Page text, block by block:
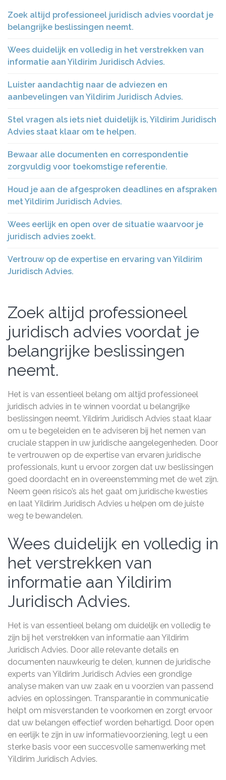
Zoek altijd professioneel juridisch advies voordat je
belangrijke beslissingen neemt.
Wees duidelijk en volledig in het verstrekken van
informatie aan Yildirim Juridisch Advies.
Luister aandachtig naar de adviezen en
aanbevelingen van Yildirim Juridisch Advies.
Stel vragen als iets niet duidelijk is, Yildirim Juridisch
Advies staat klaar om te helpen.
Bewaar alle documenten en correspondentie
zorgvuldig voor toekomstige referentie.
Houd je aan de afgesproken deadlines en afspraken
met Yildirim Juridisch Advies.
Wees eerlijk en open over de situatie waarvoor je
juridisch advies zoekt.
Vertrouw op de expertise en ervaring van Yildirim
Juridisch Advies.
Zoek altijd professioneel
juridisch advies voordat je
belangrijke beslissingen
neemt.
Het is van essentieel belang om altijd professioneel
juridisch advies in te winnen voordat u belangrijke
beslissingen neemt. Yildirim Juridisch Advies staat klaar
om u te begeleiden en te adviseren bij het nemen van
cruciale stappen in uw juridische aangelegenheden. Door
te vertrouwen op de expertise van ervaren juridische
professionals, kunt u ervoor zorgen dat uw beslissingen
goed doordacht en in overeenstemming met de wet zijn.
Neem geen risico’s als het gaat om juridische kwesties
en laat Yildirim Juridisch Advies u helpen om de juiste
weg te bewandelen.
Wees duidelijk en volledig in
het verstrekken van
informatie aan Yildirim
Juridisch Advies.
Het is van essentieel belang om duidelijk en volledig te
zijn bij het verstrekken van informatie aan Yildirim
Juridisch Advies. Door alle relevante details en
documenten nauwkeurig te delen, kunnen de juridische
experts van Yildirim Juridisch Advies een grondige
analyse maken van uw zaak en u voorzien van passend
advies en oplossingen. Transparantie in communicatie
helpt om misverstanden te voorkomen en zorgt ervoor
dat uw belangen effectief worden behartigd. Door open
en eerlijk te zijn in uw informatievoorziening, legt u een
sterke basis voor een succesvolle samenwerking met
Yildirim Juridisch Advies.